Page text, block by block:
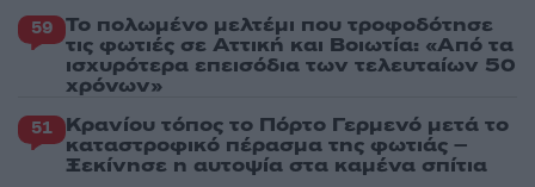
59 Το πολωμένο μελτέμι που τροφοδότησε
τις φωτιές σε Αττική και Βοιωτία: «Από τα
ισχυρότερα επεισόδια των τελευταίων 50
χρόνων»
51 Κρανίου τόπος το Πόρτο Γερμενό μετά το
καταστροφικό πέρασμα της φωτιάς –
Ξεκίνησε η αυτοψία στα καμένα σπίτια